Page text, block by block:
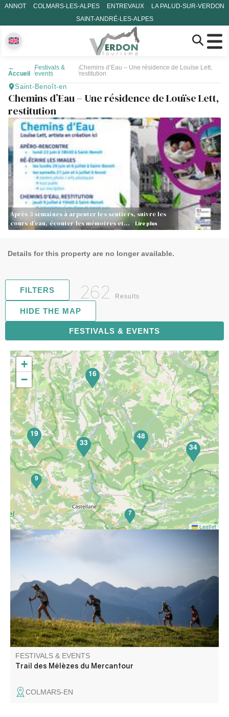
ANNOT COLMARS-LES-ALPES ENTREVAUX
LA PALUD-SUR-VERDON
SAINT-ANDRÉ-LES-ALPES
←
Accueil
Festivals &
events
Chemins d’Eau – Une résidence de Louïse Lett,
restitution
Saint-Benoît-en
Chemins d’Eau – Une résidence de Louïse Lett,
restitution
Après 3 semaines à arpenter les sentiers, suivre les
cours d’eau, écouter les mémoires et…
Lire plus
Details for this property are no longer available.
FILTERS 262 Results
FESTIVALS & EVENTS
HIDE THE MAP
races.
FESTIVALS & EVENTS
Trail des Mélèzes du Mercantour
COLMARS-EN
7
9
19
33
48
34
16
67
+
−
Leaflet